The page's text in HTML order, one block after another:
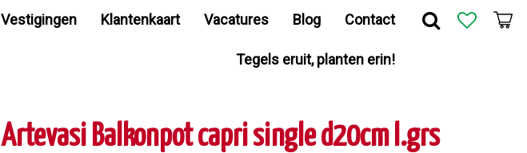
Vestigingen Klantenkaart Vacatures Blog Contact
Tegels eruit, planten erin!
Artevasi Balkonpot capri single d20cm l.grs